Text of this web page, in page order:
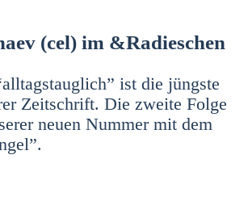
(cel) im &Radieschen
ist die jüngs­te
Zeit­schrift. Die zwei­te Fol­ge
neu­en Num­mer mit dem